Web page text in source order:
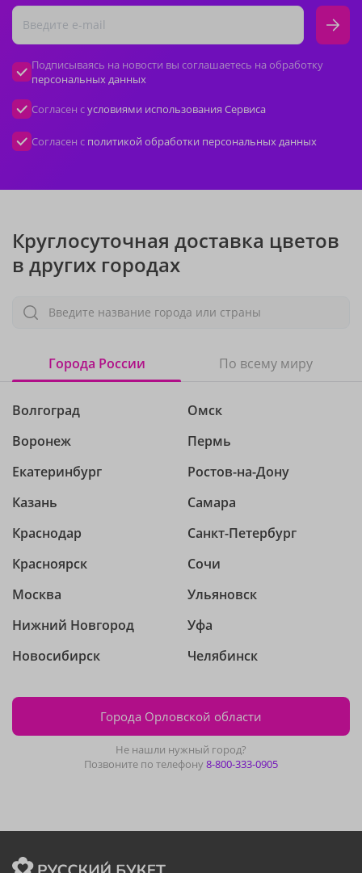
Подписываясь на новости вы соглашаетесь на обработку
персональных данных
Согласен сусловиями использования Сервиса
Согласен с политикой обработки персональных данных
Круглосуточная доставка цветов
в других городах
Введите название города или страны
Города России По всему миру
Волгоград
Воронеж
Екатеринбург
Казань
Краснодар
Красноярск
Москва
Нижний Новгород
Новосибирск
Омск
Пермь
Ростов-на-Дону
Самара
Санкт-Петербург
Сочи
Ульяновск
Уфа
Челябинск
Города Орловской области
Не нашли нужный город?
Позвоните по телефону8-800-333-0905